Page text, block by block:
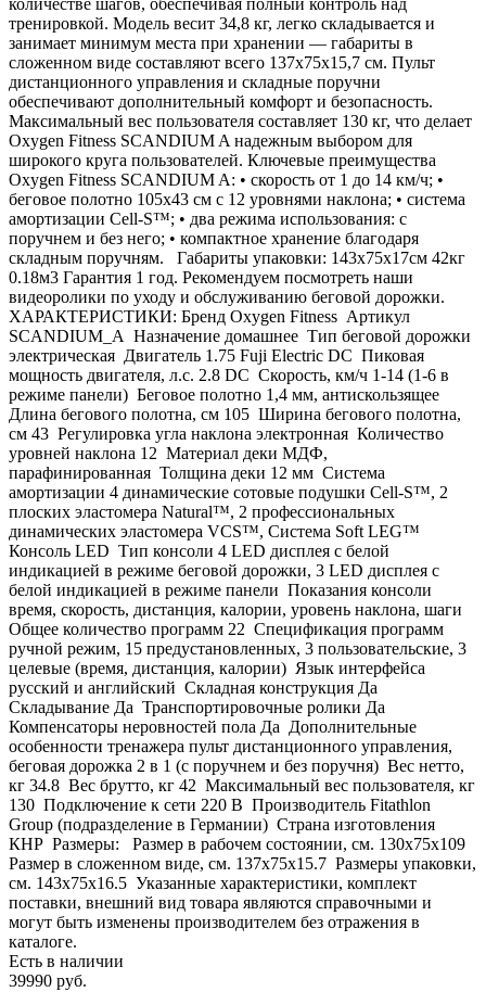
количестве шагов, обеспечивая полный контроль над
тренировкой. Модель весит 34,8 кг, легко складывается и
занимает минимум места при хранении — габариты в
сложенном виде составляют всего 137х75х15,7 см. Пульт
дистанционного управления и складные поручни
обеспечивают дополнительный комфорт и безопасность.
Максимальный вес пользователя составляет 130 кг, что делает
Oxygen Fitness SCANDIUM A надежным выбором для
широкого круга пользователей. Ключевые преимущества
Oxygen Fitness SCANDIUM A: • скорость от 1 до 14 км/ч; •
беговое полотно 105х43 см с 12 уровнями наклона; • система
амортизации Cell-S™; • два режима использования: с
поручнем и без него; • компактное хранение благодаря
складным поручням. Габариты упаковки: 143х75х17см 42кг
0.18м3 Гарантия 1 год. Рекомендуем посмотреть наши
видеоролики по уходу и обслуживанию беговой дорожки.
ХАРАКТЕРИСТИКИ: Бренд Oxygen Fitness Артикул
SCANDIUM_A Назначение домашнее Тип беговой дорожки
электрическая Двигатель 1.75 Fuji Electric DC Пиковая
мощность двигателя, л.с. 2.8 DC Скорость, км/ч 1-14 (1-6 в
режиме панели) Беговое полотно 1,4 мм, антискользящее
Длина бегового полотна, см 105 Ширина бегового полотна,
см 43 Регулировка угла наклона электронная Количество
уровней наклона 12 Материал деки МДФ,
парафинированная Толщина деки 12 мм Система
амортизации 4 динамические сотовые подушки Cell-S™, 2
плоских эластомера Natural™, 2 профессиональных
динамических эластомера VCS™, Система Soft LEG™
Консоль LED Тип консоли 4 LED дисплея с белой
индикацией в режиме беговой дорожки, 3 LED дисплея с
белой индикацией в режиме панели Показания консоли
время, скорость, дистанция, калории, уровень наклона, шаги
Общее количество программ 22 Спецификация программ
ручной режим, 15 предустановленных, 3 пользовательские, 3
целевые (время, дистанция, калории) Язык интерфейса
русский и английский Складная конструкция Да
Складывание Да Транспортировочные ролики Да
Компенсаторы неровностей пола Да Дополнительные
особенности тренажера пульт дистанционного управления,
беговая дорожка 2 в 1 (с поручнем и без поручня) Вес нетто,
кг 34.8 Вес брутто, кг 42 Максимальный вес пользователя, кг
130 Подключение к сети 220 В Производитель Fitathlon
Group (подразделение в Германии) Страна изготовления
КНР Размеры: Размер в рабочем состоянии, см. 130х75x109
Размер в сложенном виде, см. 137х75x15.7 Размеры упаковки,
см. 143х75x16.5 Указанные характеристики, комплект
поставки, внешний вид товара являются справочными и
могут быть изменены производителем без отражения в
каталоге.
Есть в наличии
39990 руб.